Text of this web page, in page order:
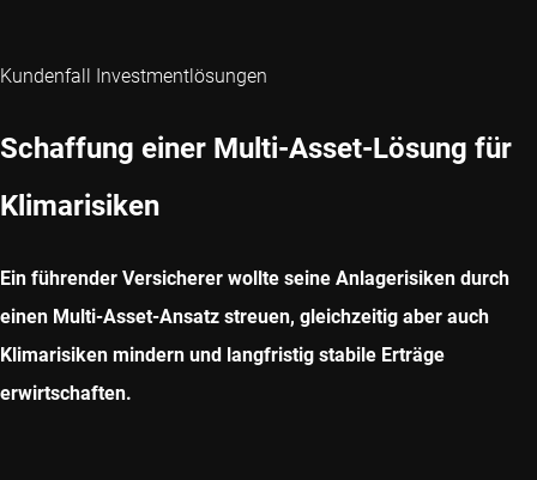
Kundenfall Investmentlösungen
Schaffung einer Multi-Asset-Lösung für
Klimarisiken
Ein führender Versicherer wollte seine Anlagerisiken durch
einen Multi-Asset-Ansatz streuen, gleichzeitig aber auch
Klimarisiken mindern und langfristig stabile Erträge
erwirtschaften.